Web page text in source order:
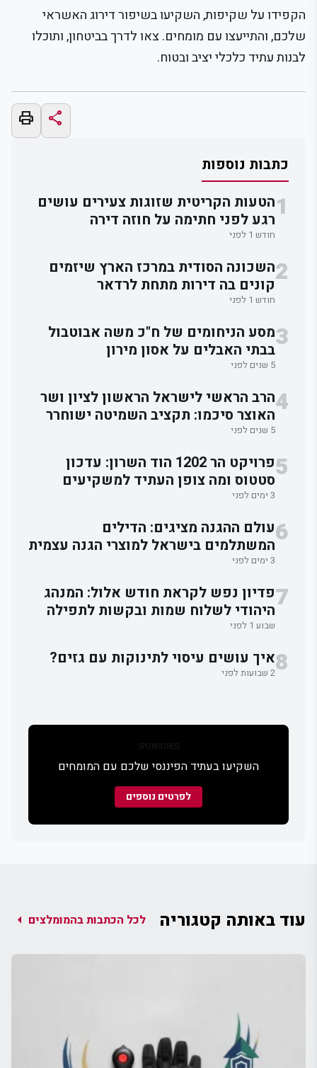
הקפידו על שקיפות, השקיעו בשיפור דירוג האשראי
שלכם, והתייעצו עם מומחים. צאו לדרך בביטחון, ותוכלו
לבנות עתיד כלכלי יציב ובטוח.
share
print
כתבות נוספות
1הטעות הקריטית שזוגות צעירים עושים
רגע לפני חתימה על חוזה דירה
חודש 1 לפני
2השכונה הסודית במרכז הארץ שיזמים
קונים בה דירות מתחת לרדאר
חודש 1 לפני
3מסע הניחומים של ח"כ משה אבוטבול
בבתי האבלים על אסון מירון
5 שנים לפני
4הרב הראשי לישראל הראשון לציון ושר
האוצר סיכמו: תקציב השמיטה ישוחרר
לאלתר.
5 שנים לפני
5
פרויקט הר 1202 הוד השרון: עדכון
סטטוס ומה צופן העתיד למשקיעים
3 ימים לפני
6עולם ההגנה מציגים: הדילים
המשתלמים בישראל למוצרי הגנה עצמית
3 ימים לפני
7פדיון נפש לקראת חודש אלול: המנהג
היהודי לשלוח שמות ובקשות לתפילה
וברכה
שבוע 1 לפני
8איך עושים עיסוי לתינוקות עם גזים?
2 שבועות לפני
SPONSORED
השקיעו בעתיד הפיננסי שלכם עם המומחים
לפרטים נוספים
עוד באותה קטגוריה לכל הכתבות בהמומלצים arrow_left